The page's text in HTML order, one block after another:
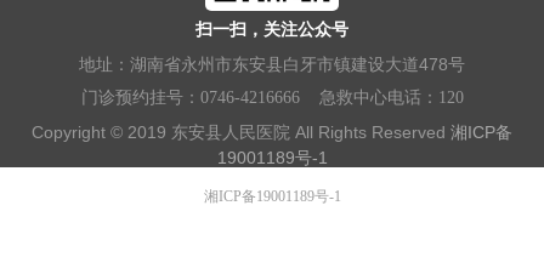
地址：湖南省永州市东安县白牙市镇建设大道478号
门诊预约挂号：0746-4216666 急救中心电话：120
Copyright © 2019 东安县人民医院 All Rights Reserved 湘ICP备
19001189号-1
扫一扫，关注公众号
湘ICP备19001189号-1